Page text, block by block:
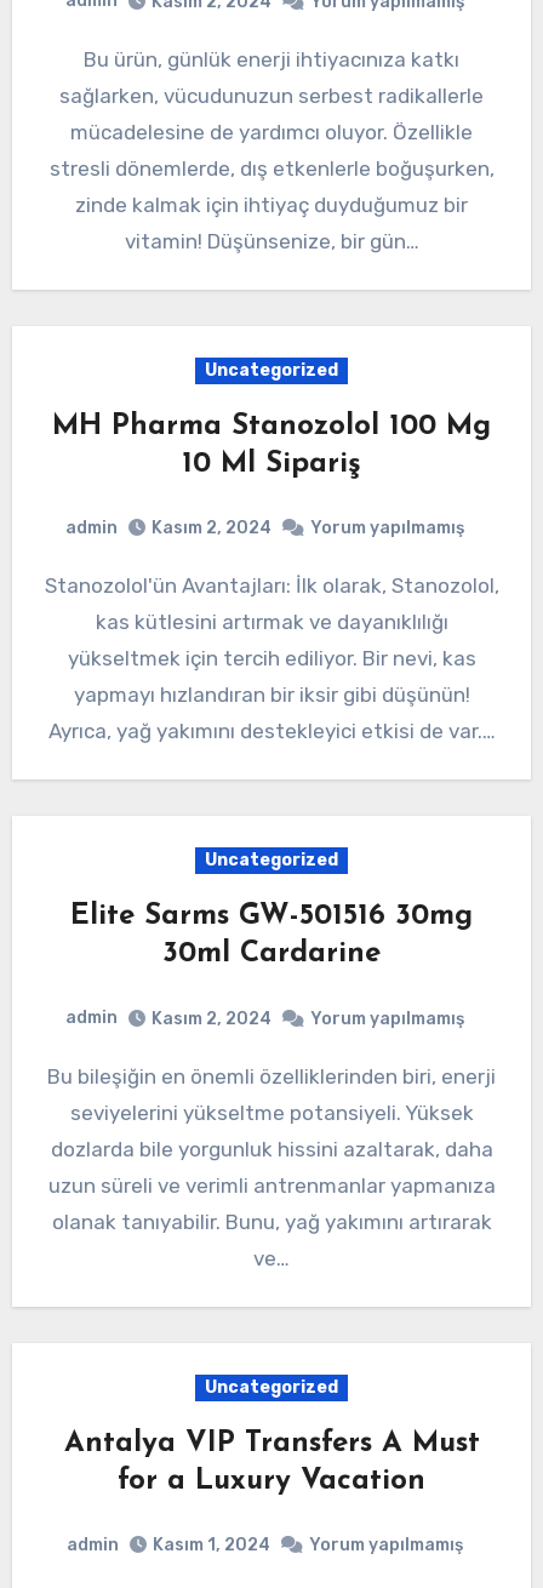
Bu ürün, günlük enerji ihtiyacınıza katkı
sağlarken, vücudunuzun serbest radikallerle
mücadelesine de yardımcı oluyor. Özellikle
stresli dönemlerde, dış etkenlerle boğuşurken,
zinde kalmak için ihtiyaç duyduğumuz bir
vitamin! Düşünsenize, bir gün…
Uncategorized
MH Pharma Stanozolol 100 Mg
10 Ml Sipariş
admin Kasım 2, 2024 Yorum yapılmamış
Stanozolol'ün Avantajları: İlk olarak, Stanozolol,
kas kütlesini artırmak ve dayanıklılığı
yükseltmek için tercih ediliyor. Bir nevi, kas
yapmayı hızlandıran bir iksir gibi düşünün!
Ayrıca, yağ yakımını destekleyici etkisi de var.…
Uncategorized
Elite Sarms GW-501516 30mg
30ml Cardarine
admin Kasım 2, 2024 Yorum yapılmamış
Bu bileşiğin en önemli özelliklerinden biri, enerji
seviyelerini yükseltme potansiyeli. Yüksek
dozlarda bile yorgunluk hissini azaltarak, daha
uzun süreli ve verimli antrenmanlar yapmanıza
olanak tanıyabilir. Bunu, yağ yakımını artırarak
ve…
Uncategorized
Antalya VIP Transfers A Must
for a Luxury Vacation
admin Kasım 1, 2024 Yorum yapılmamış